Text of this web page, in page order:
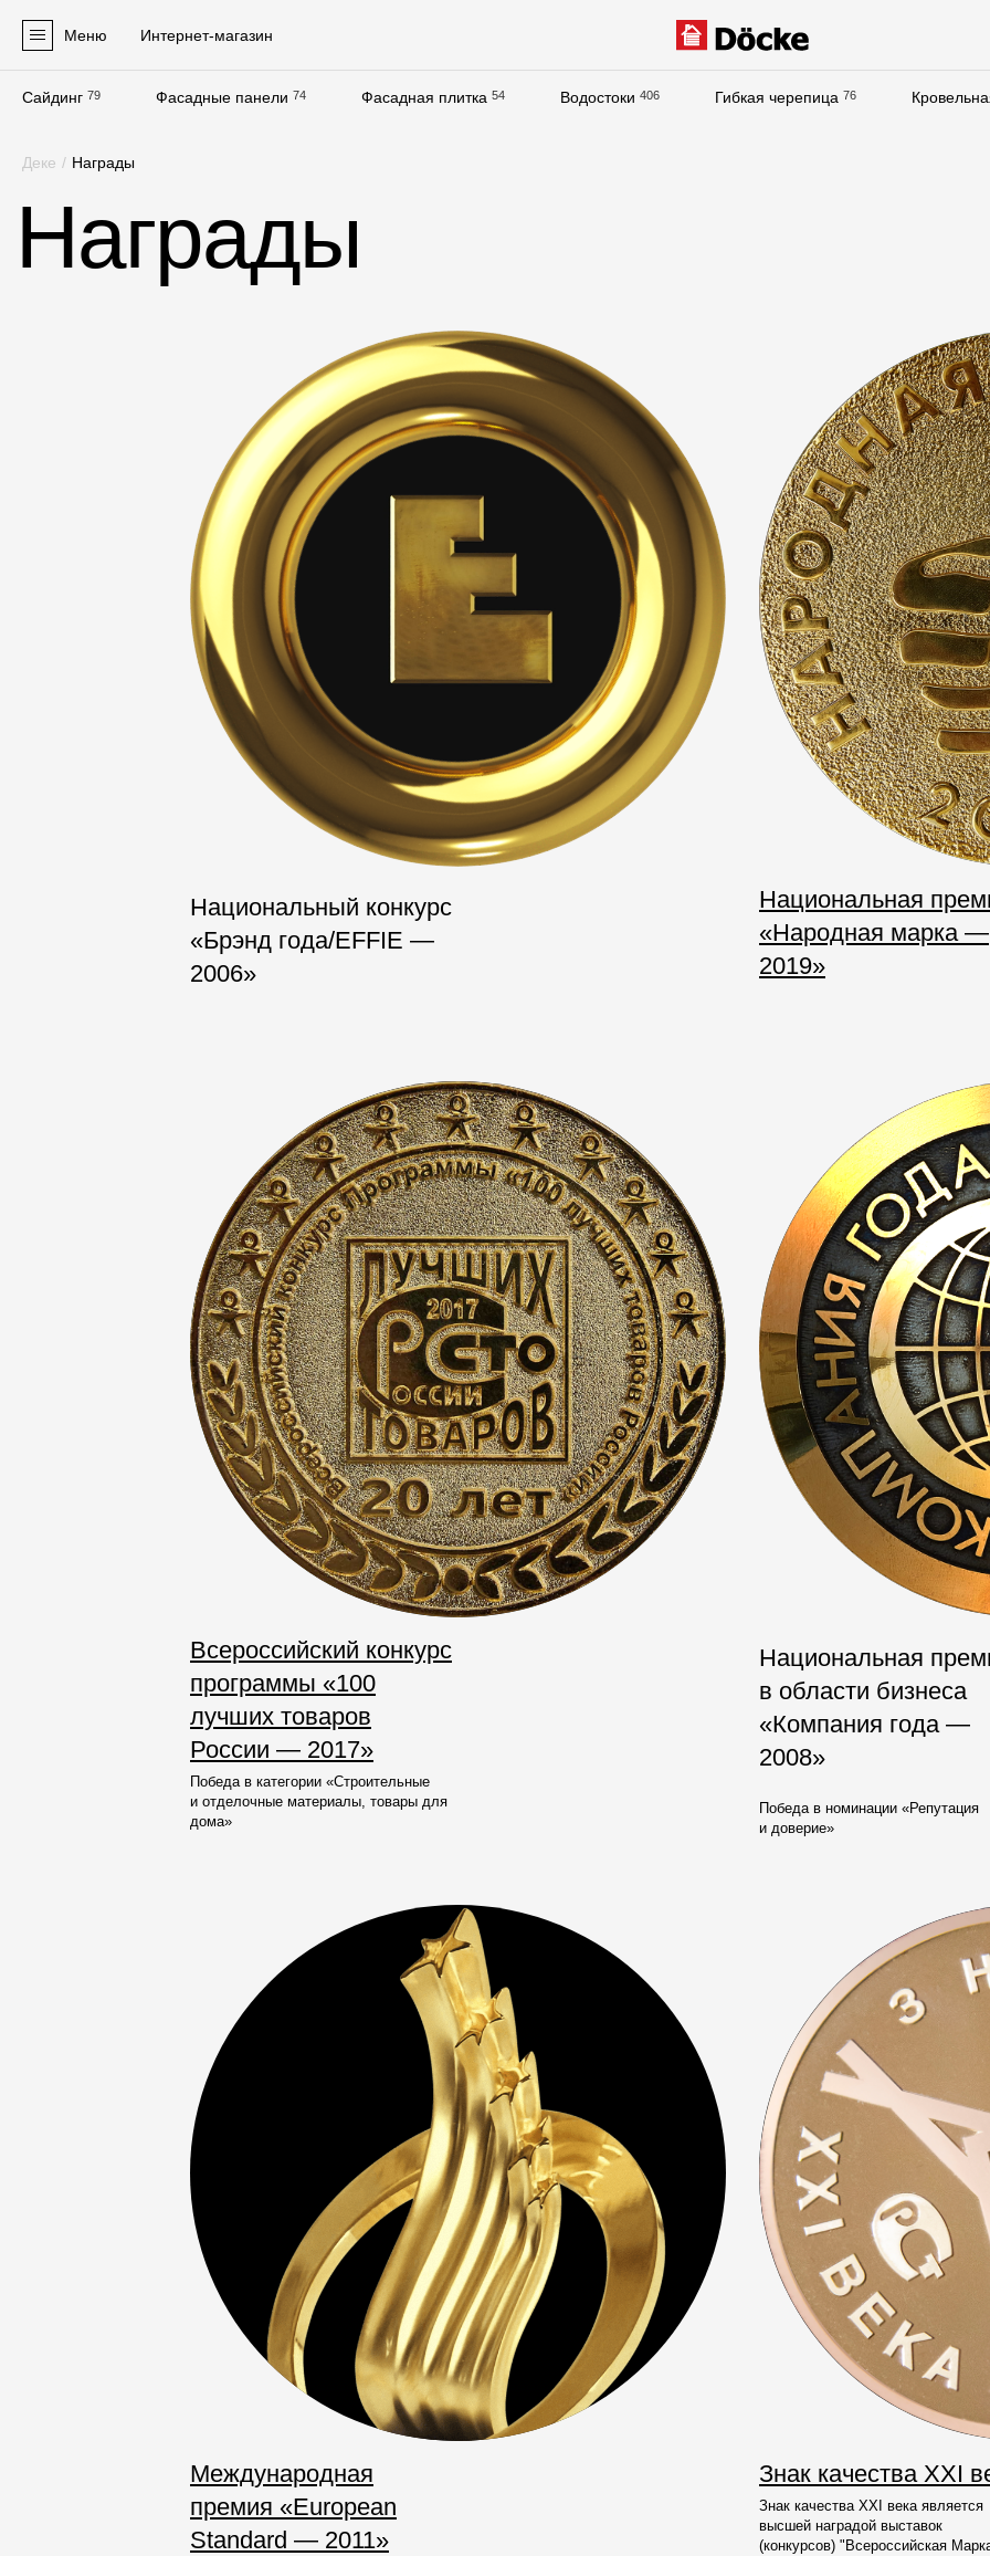
Меню Интернет-магазин
Сайдинг 79 Фасадные панели 74 Фасадная плитка 54 Водостоки 406 Гибкая черепица 76
Ламинированная черепица
Комплектующие к кровле
Фото объектов
Вопрос-ответ/Faq
Статьи
Сервисы
Конструктор
Калькулятор
Деке / Награды
Награды
Национальный конкурс
«Брэнд года/EFFIE —
2006»
Национальная
«Народная марка —
2019»
Всероссийский конкурс
программы «100
лучших товаров
России — 2017»
Победа в категории «Строительные
и отделочные материалы, товары для
дома»
Национальная
в области бизнеса
«Компания года —
2008»
Победа в номинации «Репутация
и доверие»
Международная
премия «European
Standard — 2011»
Знак качества XXI
Знак качества ХХI века является
высшей наградой выставок
(конкурсов) "Всероссийская